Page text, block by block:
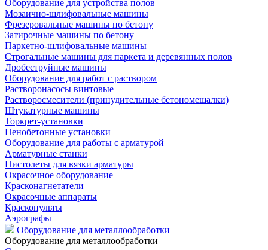
Оборудование для устройства полов
Мозаично-шлифовальные машины
Фрезеровальные машины по бетону
Затирочные машины по бетону
Паркетно-шлифовальные машины
Строгальные машины для паркета и деревянных полов
Дробеструйные машины
Оборудование для работ с раствором
Растворонасосы винтовые
Растворосмесители (принудительные бетономешалки)
Штукатурные машины
Торкрет-установки
Пенобетонные установки
Оборудование для работы с арматурой
Арматурные станки
Пистолеты для вязки арматуры
Окрасочное оборудование
Красконагнетатели
Окрасочные аппараты
Краскопульты
Аэрографы
Оборудование для металлообработки
Оборудование для металлообработки